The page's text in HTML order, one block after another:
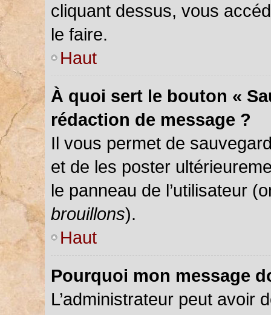
cliquant dessus, vous
le faire.
Haut
À quoi sert le bouton «
rédaction de message ?
Il vous permet de
et de les poster
le panneau de l’utilisateur
brouillons).
Haut
Pourquoi mon message
L’administrateur peut avoir